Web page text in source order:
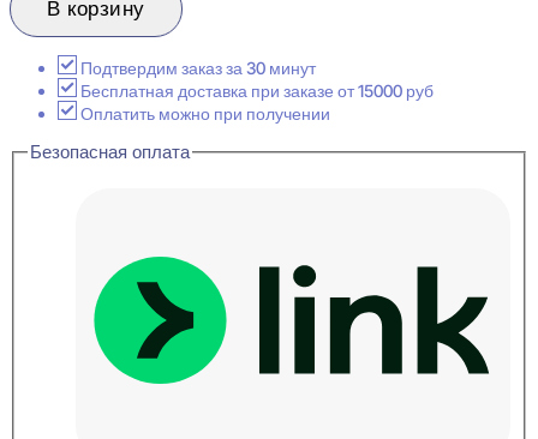
Evroplast
1.51.605
19x120x2000
В корзину
Подтвердим заказ за 30 минут
Бесплатная доставка при заказе от 15000 руб
Оплатить можно при получении
Безопасная оплата